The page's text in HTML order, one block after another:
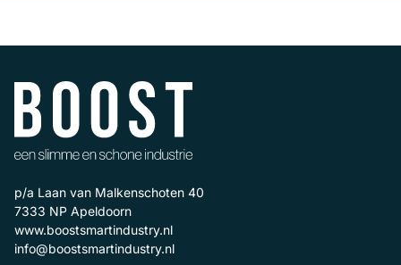
p/a Laan van Malkenschoten 40
7333 NP Apeldoorn
www.boostsmartindustry.nl
info@boostsmartindustry.nl